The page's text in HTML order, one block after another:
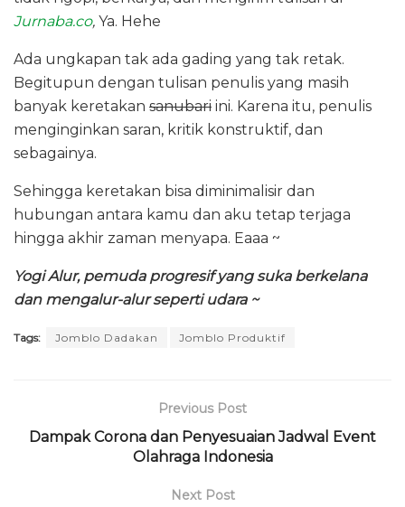
Jurnaba.co, Ya. Hehe
Ada ungkapan tak ada gading yang tak retak.
Begitupun dengan tulisan penulis yang masih
banyak keretakan sanubari ini. Karena itu, penulis
menginginkan saran, kritik konstruktif, dan
sebagainya.
Sehingga keretakan bisa diminimalisir dan
hubungan antara kamu dan aku tetap terjaga
hingga akhir zaman menyapa. Eaaa ~
Yogi Alur, pemuda progresif yang suka berkelana
dan mengalur-alur seperti udara ~
Tags: Jomblo Dadakan Jomblo Produktif
Previous Post
Dampak Corona dan Penyesuaian Jadwal Event
Olahraga Indonesia
Next Post